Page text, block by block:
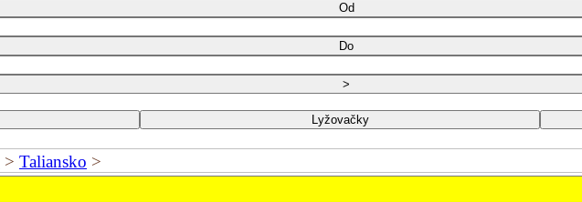
Od
Do
>
Lyžovačky
> Taliansko >